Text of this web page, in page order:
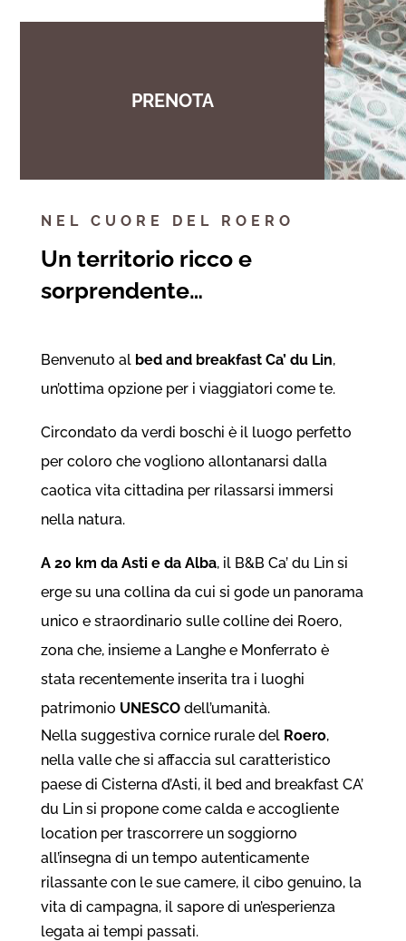
PRENOTA
NEL CUORE DEL ROERO
Un territorio ricco e
sorprendente…
Benvenuto al bed and breakfast Ca’ du Lin,
un’ottima opzione per i viaggiatori come te.
Circondato da verdi boschi è il luogo perfetto
per coloro che vogliono allontanarsi dalla
caotica vita cittadina per rilassarsi immersi
nella natura.
A 20 km da Asti e da Alba, il B&B Ca’ du Lin si
erge su una collina da cui si gode un panorama
unico e straordinario sulle colline dei Roero,
zona che, insieme a Langhe e Monferrato è
stata recentemente inserita tra i luoghi
patrimonio UNESCOdell’umanità.
Nella suggestiva cornice rurale del Roero,
nella valle che si affaccia sul caratteristico
paese di Cisterna d’Asti, il bed and breakfast CA’
du Lin si propone come calda e accogliente
location per trascorrere un soggiorno
all’insegna di un tempo autenticamente
rilassante con le sue camere, il cibo genuino, la
vita di campagna, il sapore di un’esperienza
legata ai tempi passati.